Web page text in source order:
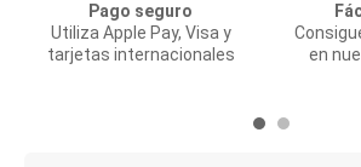
Pago seguro
Utiliza Apple Pay, Visa y
tarjetas internacionales
en